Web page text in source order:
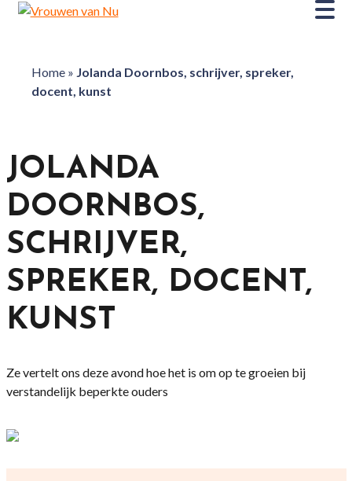
Home» Jolanda Doornbos, schrijver, spreker,
docent, kunst
JOLANDA
DOORNBOS,
SCHRIJVER,
SPREKER, DOCENT,
KUNST
Ze vertelt ons deze avond hoe het is om op te groeien bij
verstandelijk beperkte ouders